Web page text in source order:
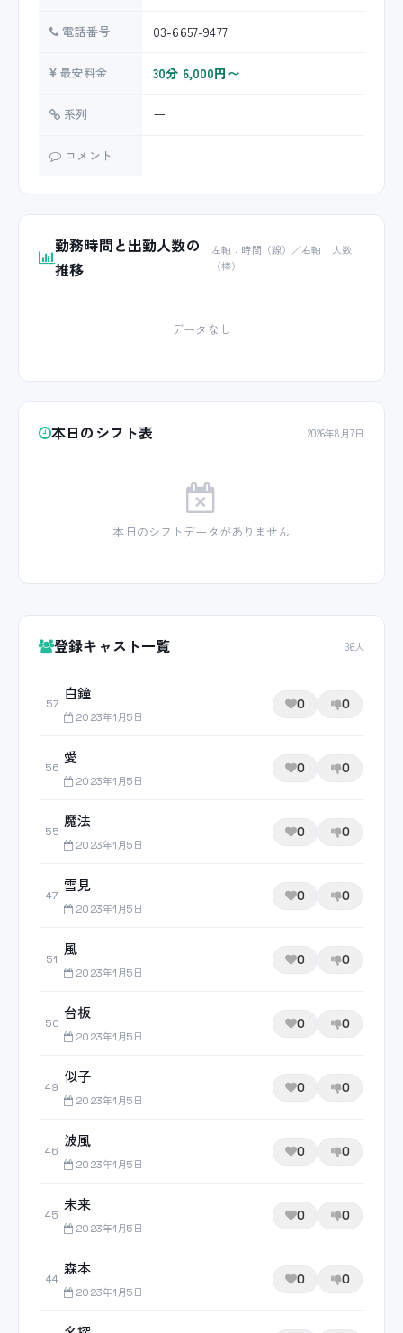
電話番号 03-6657-9477
最安料金 30分 6,000円〜
系列 ー
コメント
勤務時間と出勤人数の
推移
左軸：時間（線）／右軸：人数
（棒）
データなし
本日のシフト表 2026年8月7日
本日のシフトデータがありません
登録キャスト一覧 36人
57
白鐘
2023年1月5日
0 0
56
愛
2023年1月5日
0 0
55
魔法
2023年1月5日
0 0
47
雪見
2023年1月5日
0 0
51
風
2023年1月5日
0 0
50
台板
2023年1月5日
0 0
49
似子
2023年1月5日
0 0
46
波風
2023年1月5日
0 0
45
未来
2023年1月5日
0 0
44
森本
2023年1月5日
0 0